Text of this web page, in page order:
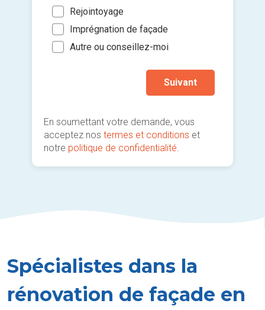
Rejointoyage
Imprégnation de façade
Autre ou conseillez-moi
Suivant
En soumettant votre demande, vous
acceptez nostermes et conditions et
notre politique de confidentialité
Spécialistes dans la
rénovation de façade en